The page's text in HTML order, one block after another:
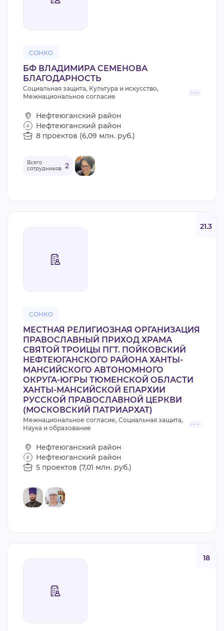
СОНКО
БФ ВЛАДИМИРА СЕМЕНОВА
БЛАГОДАРНОСТЬ
Социальная защита, Культура и искусство,
Межнациональное согласие
Нефтеюганский район
Нефтеюганский район
8 проектов (6,09 млн. руб.)
Всего
сотрудников 2
СОНКО
21.3
МЕСТНАЯ РЕЛИГИОЗНАЯ ОРГАНИЗАЦИЯ
ПРАВОСЛАВНЫЙ ПРИХОД ХРАМА
СВЯТОЙ ТРОИЦЫ ПГТ. ПОЙКОВСКИЙ
НЕФТЕЮГАНСКОГО РАЙОНА ХАНТЫ-
МАНСИЙСКОГО АВТОНОМНОГО
ОКРУГА-ЮГРЫ ТЮМЕНСКОЙ ОБЛАСТИ
ХАНТЫ-МАНСИЙСКОЙ ЕПАРХИИ
РУССКОЙ ПРАВОСЛАВНОЙ ЦЕРКВИ
(МОСКОВСКИЙ ПАТРИАРХАТ)
Межнациональное согласие, Социальная защита,
Наука и образование
Нефтеюганский район
Нефтеюганский район
5 проектов (7,01 млн. руб.)
18